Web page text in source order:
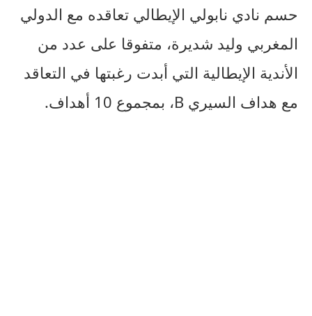
حسم نادي نابولي الإيطالي تعاقده مع الدولي
المغربي وليد شديرة، متفوقا على عدد من
الأندية الإيطالية التي أبدت رغبتها في التعاقد
مع هداف السيري B، بمجموع 10 أهداف.